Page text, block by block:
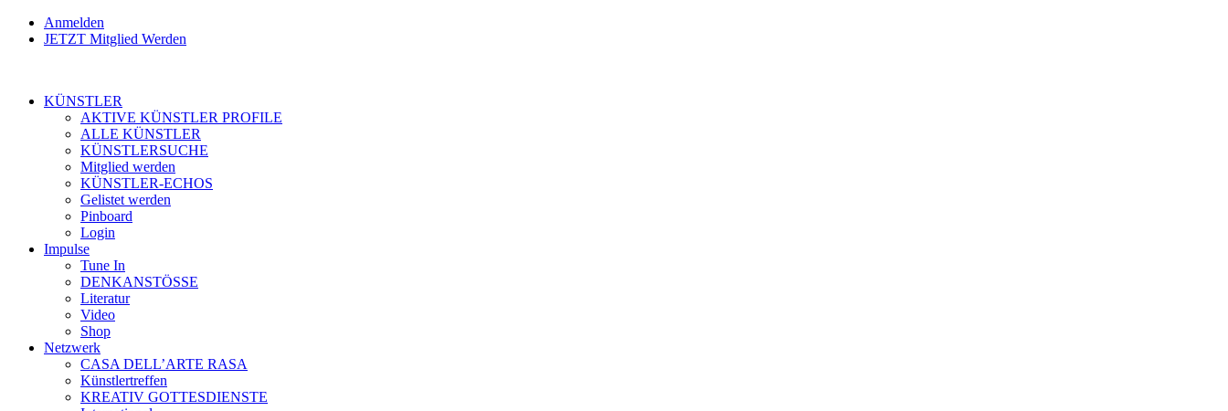
Anmelden
JETZT Mitglied Werden
KÜNSTLER
AKTIVE KÜNSTLER PROFILE
ALLE KÜNSTLER
KÜNSTLERSUCHE
Mitglied werden
KÜNSTLER-ECHOS
Gelistet werden
Pinboard
Login
Impulse
Tune In
DENKANSTÖSSE
Literatur
Video
Shop
Netzwerk
CASA DELL’ARTE RASA
Künstlertreffen
KREATIV GOTTESDIENSTE